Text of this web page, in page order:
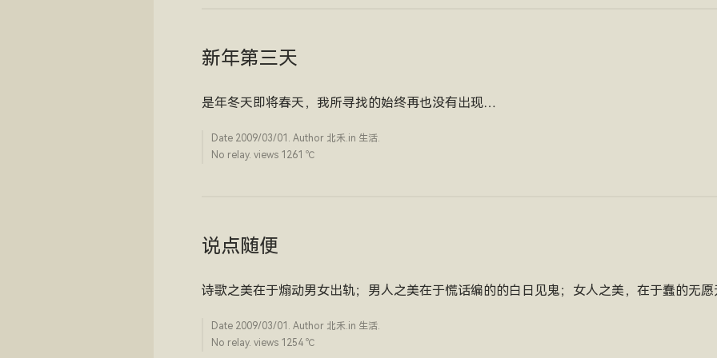
新年第三天
是年冬天即将春天，我所寻找的始终再也没有出现…
Date 2009/03/01 . Author 北禾.in 生活.
No relay. views 1261 ­℃
说点随便
诗歌之美在于煽动男女出轨；男人之美在于慌话编的的白日见鬼；女人之美，在于蠢的无愿
Date 2009/03/01 . Author 北禾.in 生活.
No relay. views 1254 ­℃